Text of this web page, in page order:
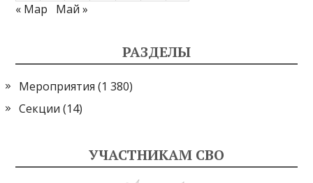
« Мар Май »
РАЗДЕЛЫ
Мероприятия (1 380)
Секции (14)
УЧАСТНИКАМ СВО